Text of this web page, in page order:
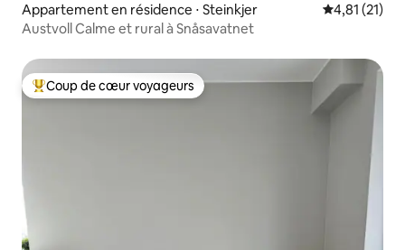
Appartement en résidence ⋅ Steinkjer Évaluation
4,81 (21)
Austvoll Calme et rural à Snåsavatnet
Coups de cœur voyageurs les plus appréciés
Coup de cœur voyageurs